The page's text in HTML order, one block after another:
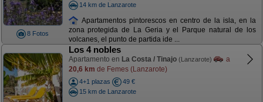
8 Fotos
14 km de Lanzarote
Apartamentos pintorescos en centro de la isla, en la
zona protegida de La Geria y el Parque natural de los
volcanes, el punto de partida ide ...
Los 4 nobles
Apartamento en La Costa / Tinajo (Lanzarote)
a
20,6 km de Femes (Lanzarote)
4+1 plazas
49 €
15 km de Lanzarote